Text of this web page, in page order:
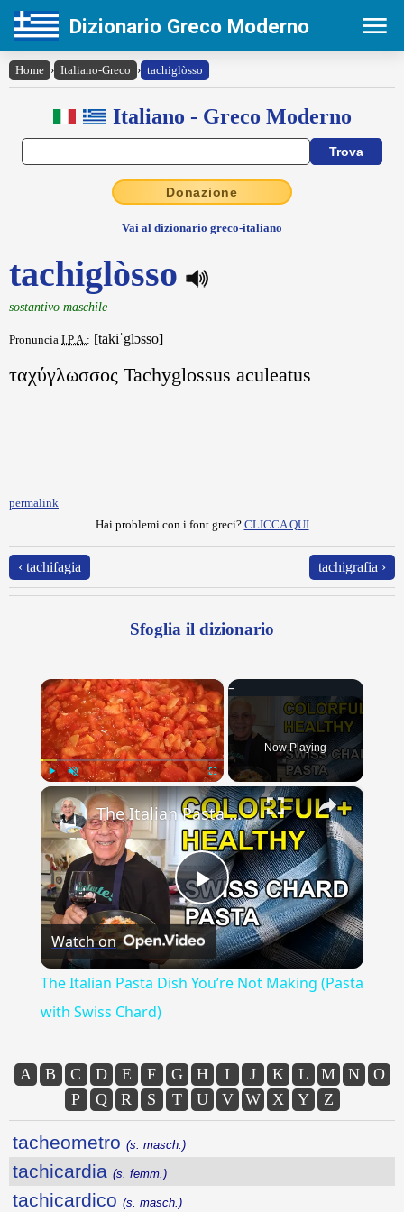
Dizionario Greco Moderno
Home › Italiano-Greco › tachiglòsso
Italiano - Greco Moderno
Donazione
Vai al dizionario greco-italiano
tachiglòsso
sostantivo maschile
Pronuncia I.P.A.: [takiˈglɔsso]
ταχύγλωσσος Tachyglossus aculeatus
permalink
Hai problemi con i font greci? CLICCA QUI
‹ tachifagia tachigrafia ›
Sfoglia il dizionario
×
Unmute Fullscreen
Now Playing
×
Play
Video
The Italian Pasta Dish You’re Not Making (Pasta with Swiss Chard)
Watch on
The Italian Pasta Dish You’re Not Making (Pasta
with Swiss Chard)
A B C D E F G H I J K L M N
O
P
Q R S T U V W X Y Z
tacheometro (s. masch.)
tachicardia (s. femm.)
tachicardico (s. masch.)